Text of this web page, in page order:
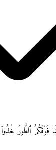
ٱلطُّورَ خُذُوا۟